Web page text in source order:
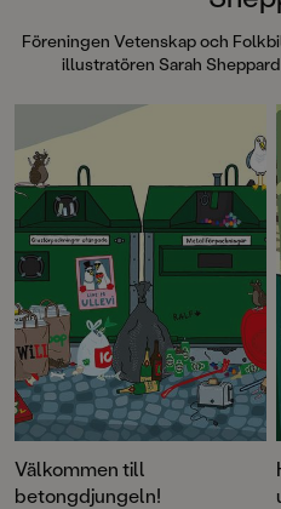
Föreningen Vetenskap och
illustratören Sarah
Välkommen till
betongdjungeln!